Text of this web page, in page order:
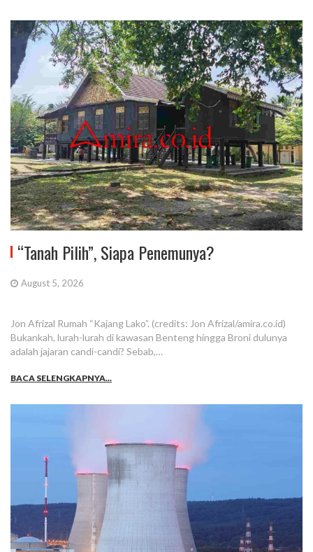
“Tanah Pilih”, Siapa Penemunya?
August 5, 2026
Jon Afrizal Rumah “Kajang Lako”. (credits: Jon Afrizal/amira.co.id)
Bukankah, lurah-lurah di kawasan Benteng hingga Broni dulunya
adalah jajaran candi-candi? Sebab,…
BACA SELENGKAPNYA...